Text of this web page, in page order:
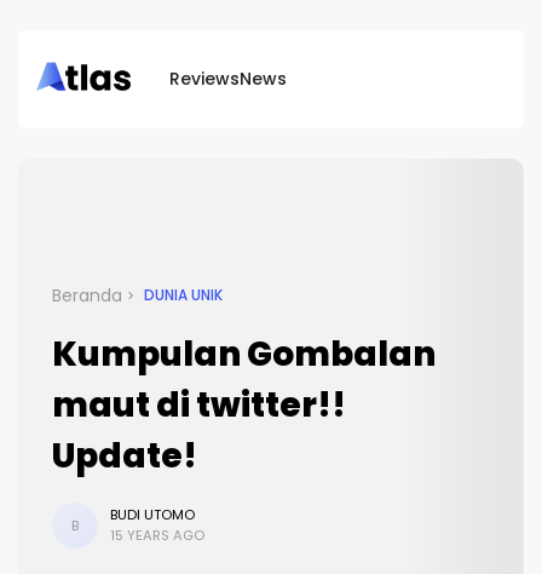
ReviewsNews
Beranda DUNIA UNIK
Kumpulan Gombalan
maut di twitter!!
Update!
B
BUDI UTOMO
15 YEARS AGO